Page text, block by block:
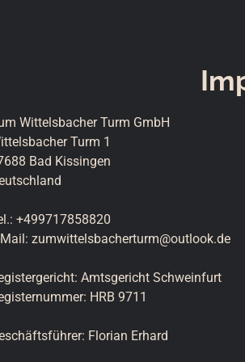
Wittelsbacher Turm GmbH
Turm 1
Bad Kissingen
+499717858820
Mail: zumwittelsbacherturm@outlook.de
Amtsgericht Schweinfurt
HRB 9711
Florian Erhard